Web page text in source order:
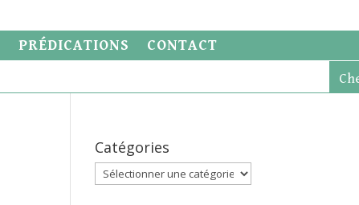
PRÉDICATIONS CONTACT
Catégories
Catégories